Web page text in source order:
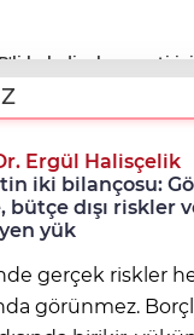
belediyelere parti
soruşturma
Aydın Osmangazi’nin
tuttu
Ergül Halisçelik
iki bilançosu:
bütçe dışı riskler
yük
gerçek riskler
görünmez.